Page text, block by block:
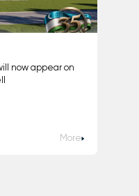
now appear on
More